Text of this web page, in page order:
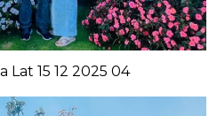
Lat 15 12 2025 04